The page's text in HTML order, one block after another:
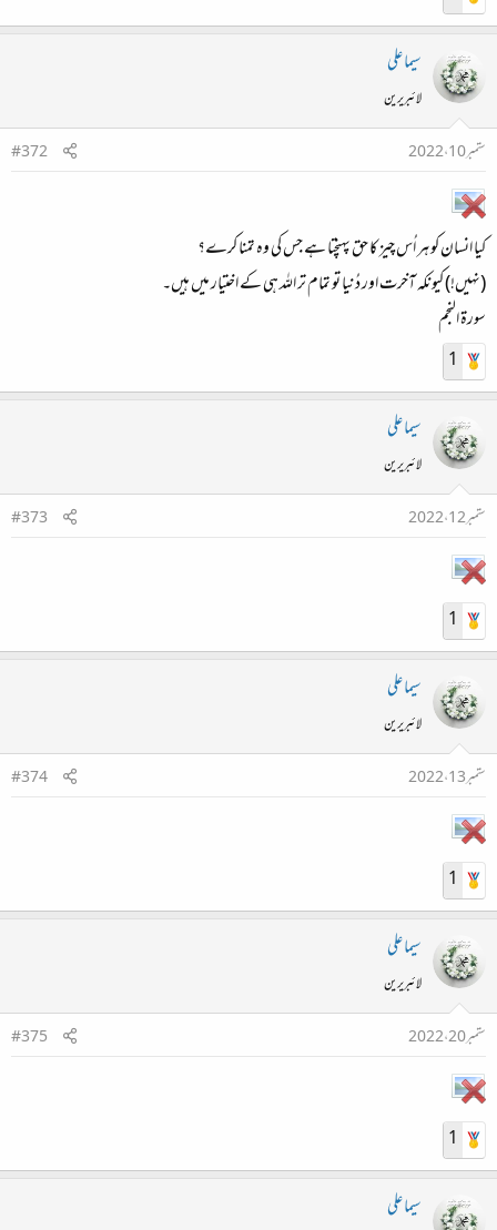
سیما علی
لائبریرین
ستمبر 10، 2022
#372
کیا انسان کو ہر اُس چیز کا حق پہنچتا ہے جس کی وہ تمنا کرے؟
‏(نہیں!) کیونکہ آخرت اور دُنیا تو تمام تر اللہ ہی کے اختیار میں ہیں۔
‏سورۃ النجم
1
سیما علی
لائبریرین
ستمبر 12، 2022
#373
1
سیما علی
لائبریرین
ستمبر 13، 2022
#374
1
سیما علی
لائبریرین
ستمبر 20، 2022
#375
1
سیما علی